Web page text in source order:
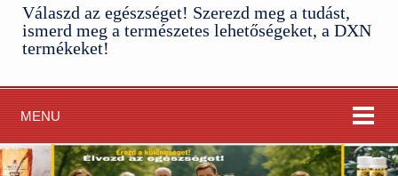
Válaszd az egészséget! Szerezd meg a tudást,
ismerd meg a természetes lehetőségeket, a DXN
termékeket!
MENU